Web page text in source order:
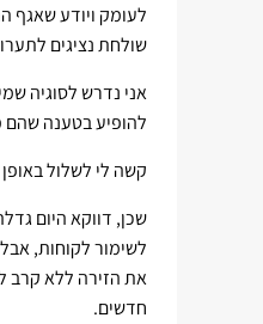
לעומק ויודע
שולחת נציגים
אני נדרש לסוגיה
להופיע בטענה שהם
קשה לי לשלול
שכן, דווקא היום
לשימור לקוחות,
את הזירה ללא קרב
חדשים.